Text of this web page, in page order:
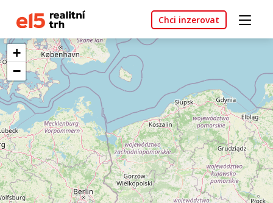
Chci inzerovat
+
−